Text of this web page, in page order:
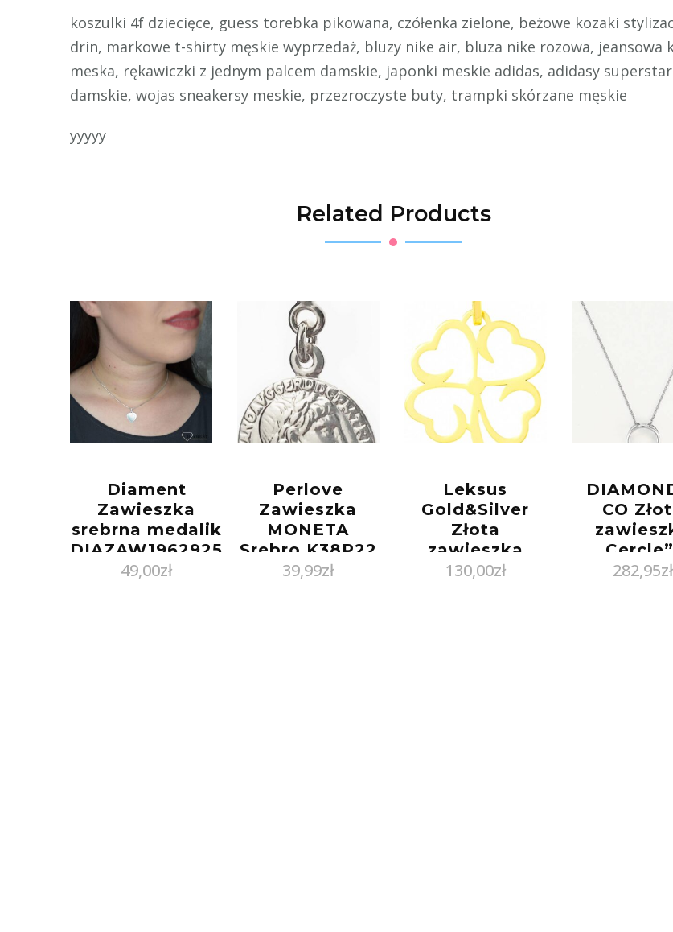
koszulki 4f dziecięce, guess torebka pikowana, czółenka zielone, beżowe kozaki
drin, markowe t-shirty męskie wyprzedaż, bluzy nike air, bluza nike rozowa, jeansowa
meska, rękawiczki z jednym palcem damskie, japonki meskie adidas, adidasy superstar
damskie, wojas sneakersy meskie, przezroczyste buty, trampki skórzane męskie
yyyyy
Related Products
Diament
Zawieszka
srebrna medalik
DIAZAW1962925
49,00zł
Perlove
Zawieszka
MONETA
Srebro K38P22
39,99zł
Leksus
Gold&Silver
Złota
zawieszka
koniczynka pr.
130,00zł
CO
282,95zł